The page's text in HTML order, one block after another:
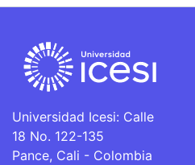
Universidad Icesi: Calle
18 No. 122-135
Pance, Cali - Colombia